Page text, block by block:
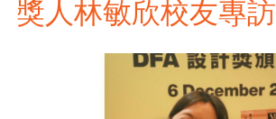
獎人林敏欣校友專訪